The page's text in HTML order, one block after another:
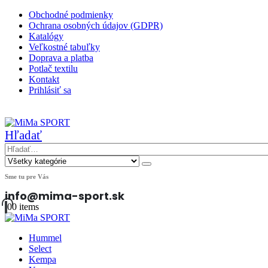
Obchodné podmienky
Ochrana osobných údajov (GDPR)
Katalógy
Veľkostné tabuľky
Doprava a platba
Potlač textilu
Kontakt
Prihlásiť sa
Hľadať
Sme tu pre Vás
info@mima-sport.sk
00 items
Hummel
Select
Kempa